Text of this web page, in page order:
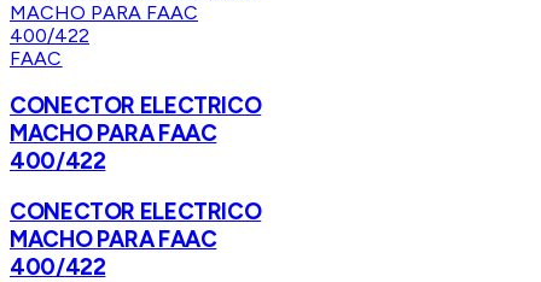
FAAC
CONECTOR ELECTRICO
MACHO PARA FAAC
400/422
CONECTOR ELECTRICO
MACHO PARA FAAC
400/422